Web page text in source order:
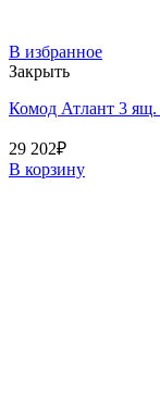
В избранное
Закрыть
Комод Атлант 3 ящ.
29 202₽
В корзину